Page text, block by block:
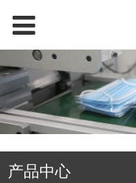
产品中心